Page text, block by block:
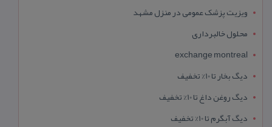
ویزیت پزشک عمومی در منزل مشهد
محلول خالبرداری
exchange montreal
دیگ بخار تا 10% تخفیف
دیگ روغن داغ تا 10% تخفیف
دیگ آبگرم تا 10% تخفیف